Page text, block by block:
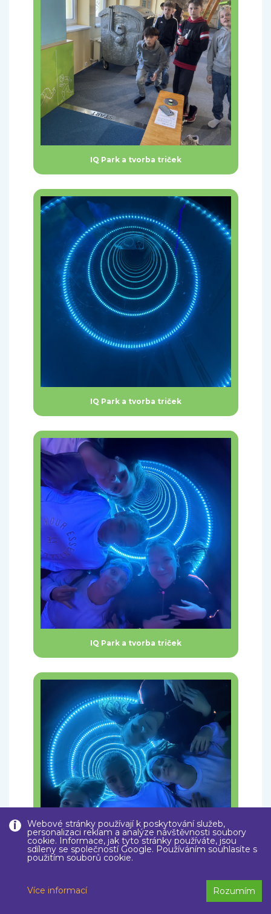
Webové stránky používají k poskytování služeb,
personalizaci reklam a analýze návštěvnosti soubory
cookie. Informace, jak tyto stránky používáte, jsou
sdíleny se společností Google. Používáním souhlasíte s
použitím souborů cookie.
Více informací Rozumím
IQ Park a tvorba triček
IQ Park a tvorba triček
IQ Park a tvorba triček